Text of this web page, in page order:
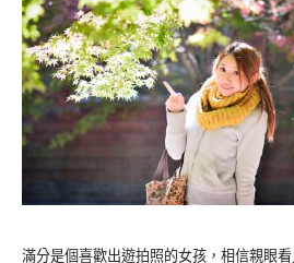
滿分是個喜歡出遊拍照的女孩，相信親眼